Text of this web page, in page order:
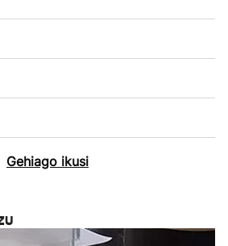
Gehiago ikusi